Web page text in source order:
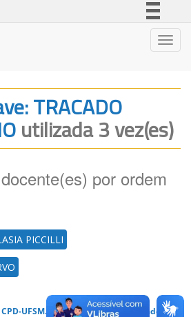
Legislação
Canais
TRACADO
utilizada 3 vez(es)
por ordem
PICCILLI
UFSM. Todos os direitos reservados.